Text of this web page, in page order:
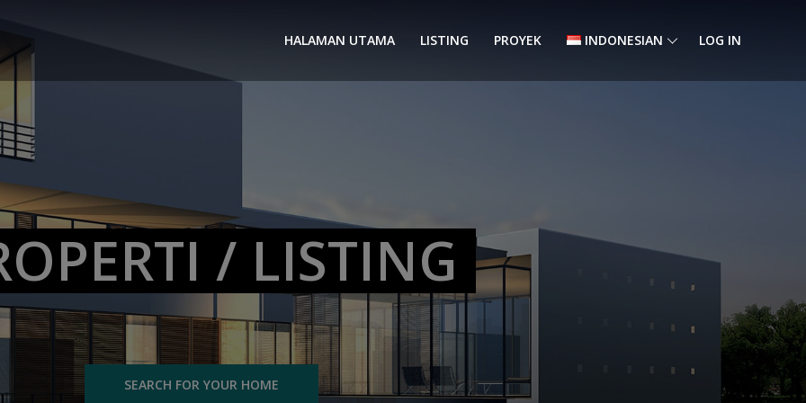
HALAMAN UTAMA LISTING PROYEK INDONESIAN LOG IN
/ LISTING
SEARCH FOR YOUR HOME